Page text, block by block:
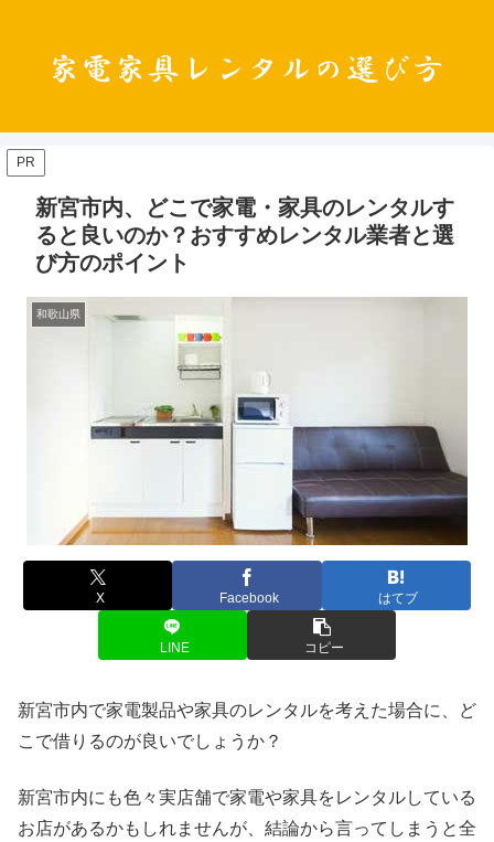
PR
新宮市内、どこで家電・家具のレンタルす
ると良いのか？おすすめレンタル業者と選
び方のポイント
和歌山県
X Facebook はてブ
LINE コピー
新宮市内で家電製品や家具のレンタルを考えた場合に、ど
こで借りるのが良いでしょうか？
新宮市内にも色々実店舗で家電や家具をレンタルしている
お店があるかもしれませんが、結論から言ってしまうと全